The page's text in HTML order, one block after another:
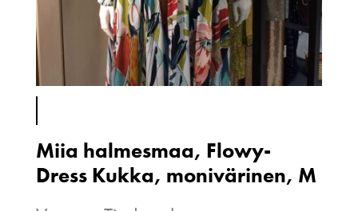
Miia halmesmaa, Flowy-
Dress Kukka, monivärinen, M